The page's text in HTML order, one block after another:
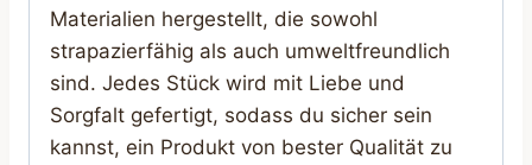
Materialien hergestellt, die sowohl
strapazierfähig als auch umweltfreundlich
sind. Jedes Stück wird mit Liebe und
Sorgfalt gefertigt, sodass du sicher sein
kannst, ein Produkt von bester Qualität zu